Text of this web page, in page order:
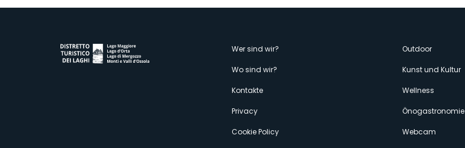
Menù
secondario
Wer sind wir?
Wo sind wir?
Kontakte
Privacy
Cookie Policy
Outdoor
Kunst und Kultur
Wellness
Önogastronomie
Webcam